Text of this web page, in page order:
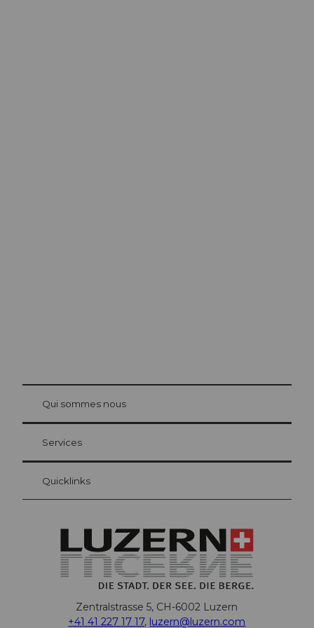
Carte d’hôte Lucerne
Vos avantages en tant qu'hôte pour la nuit
at Bre
Qui sommes nous
Services
Quicklinks
Zentralstrasse 5, CH-6002 Luzern
+41 41 227 17 17, luzern@luzern.com